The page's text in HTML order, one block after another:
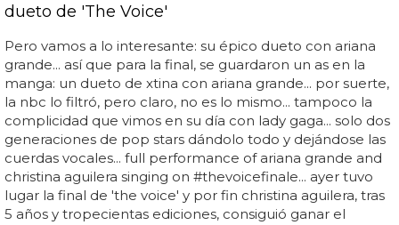
dueto de 'The Voice'
Pero vamos a lo interesante: su épico dueto con ariana
grande... así que para la final, se guardaron un as en la
manga: un dueto de xtina con ariana grande... por suerte,
la nbc lo filtró, pero claro, no es lo mismo... tampoco la
complicidad que vimos en su día con lady gaga... solo dos
generaciones de pop stars dándolo todo y dejándose las
cuerdas vocales... full performance of ariana grande and
christina aguilera singing on #thevoicefinale... ayer tuvo
lugar la final de 'the voice' y por fin christina aguilera, tras
5 años y tropecientas ediciones, consiguió ganar el